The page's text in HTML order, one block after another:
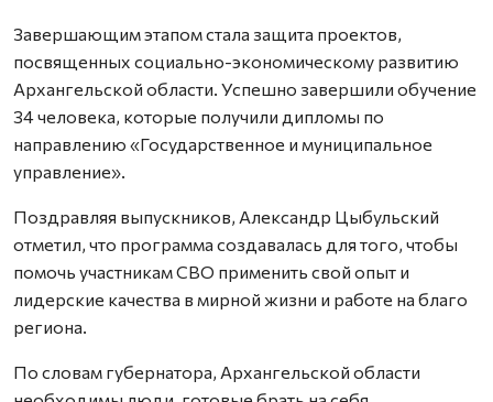
Завершающим этапом стала защита проектов,
посвященных социально-экономическому развитию
Архангельской области. Успешно завершили обучение
34 человека, которые получили дипломы по
направлению «Государственное и муниципальное
управление».
Поздравляя выпускников, Александр Цыбульский
отметил, что программа создавалась для того, чтобы
помочь участникам СВО применить свой опыт и
лидерские качества в мирной жизни и работе на благо
региона.
По словам губернатора, Архангельской области